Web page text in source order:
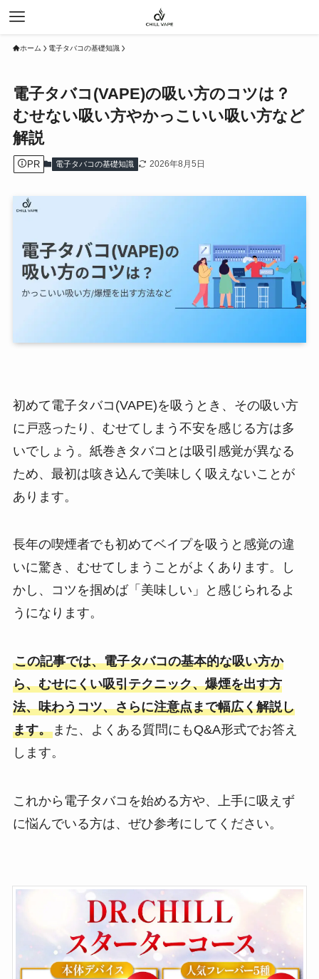
ホーム 電子タバコの基礎知識
電子タバコ(VAPE)の吸い方のコツは？
むせない吸い方やかっこいい吸い方など
解説
PR 電子タバコの基礎知識 2026年8月5日
初めて電子タバコ(VAPE)を吸うとき、その吸い方
に戸惑ったり、むせてしまう不安を感じる方は多
いでしょう。紙巻きタバコとは吸引感覚が異なる
ため、最初は咳き込んで美味しく吸えないことが
あります。
長年の喫煙者でも初めてベイプを吸うと感覚の違
いに驚き、むせてしまうことがよくあります。し
かし、コツを掴めば「美味しい」と感じられるよ
うになります。
この記事では、電子タバコの基本的な吸い方か
ら、むせにくい吸引テクニック、爆煙を出す方
法、味わうコツ、さらに注意点まで幅広く解説し
ます。また、よくある質問にもQ&A形式でお答え
します。
これから電子タバコを始める方や、上手に吸えず
に悩んでいる方は、ぜひ参考にしてください。